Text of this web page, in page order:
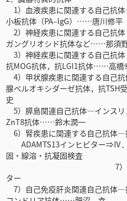
1）血液疾患に関連する自己抗
小板抗体（PA‒IgG）……唐川修平
2）神経疾患に関連する自己抗
ガングリオシド抗体など……那須
3）神経疾患に関連する自己抗体
抗MOG抗体，抗LGI1抗体……高橋
4）甲状腺疾患に関連する自己
腺ペルオキシダーゼ抗体，抗
史
5）膵島関連自己抗体―インスリ
ZnT8抗体……鈴木潤一
6）腎疾患に関連する自己抗体
ADAMTS13インヒビター⇒Ⅳ
固・線溶・抗凝固検査
7）ADAMTS13活
ター
7）自己免疫肝炎関連自己抗体―